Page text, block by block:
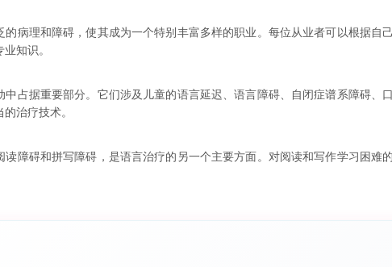
的病理和障碍，使其成为一个特别丰富多样的职业。每位从业者可以根据自
知识。
中占据重要部分。它们涉及儿童的语言延迟、语言障碍、自闭症谱系障碍、
治疗技术。
读障碍和拼写障碍，是语言治疗的另一个主要方面。对阅读和写作学习困难